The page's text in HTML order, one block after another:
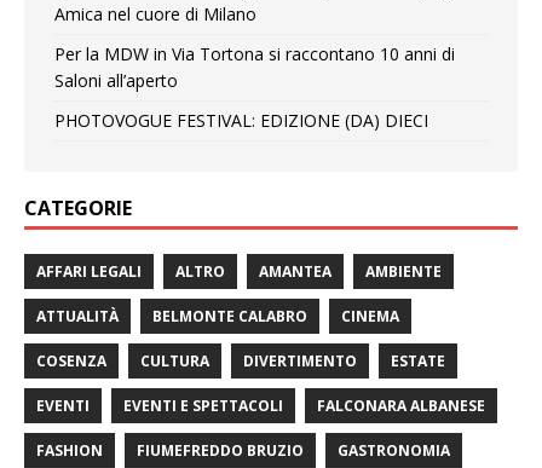
Amica nel cuore di Milano
Per la MDW in Via Tortona si raccontano 10 anni di
Saloni all’aperto
PHOTOVOGUE FESTIVAL: EDIZIONE (DA) DIECI
CATEGORIE
AFFARI LEGALI ALTRO AMANTEA AMBIENTE
ATTUALITÀ BELMONTE CALABRO CINEMA
COSENZA CULTURA DIVERTIMENTO ESTATE
EVENTI EVENTI E SPETTACOLI FALCONARA ALBANESE
FASHION FIUMEFREDDO BRUZIO GASTRONOMIA